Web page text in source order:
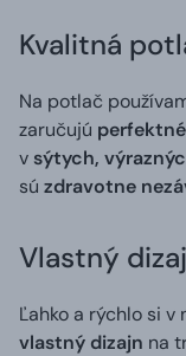
Kvalitná
Na potlač
zaručujú
v sýtych,
sú zdravotne
Vlastný
Ľahko a rýchlo si v
vlastný dizajn na